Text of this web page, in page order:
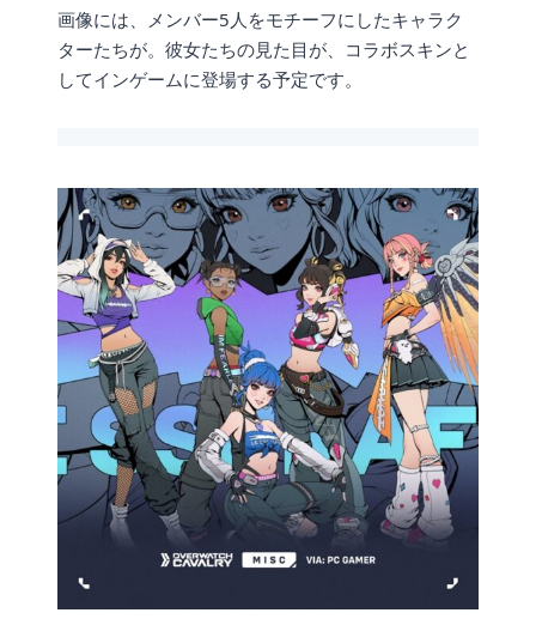
画像には、メンバー5人をモチーフにしたキャラク
ターたちが。彼女たちの見た目が、コラボスキンと
してインゲームに登場する予定です。